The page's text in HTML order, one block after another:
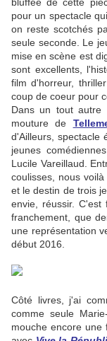
pour un spectacle
on reste scotchés
seule seconde. Le
mise en scène est
sont excellents,
film d'horreur,
coup de coeur pour
Dans un tout autre
mouture de
d'Ailleurs, spectacle
jeunes
Lucile Vareillaud.
coulisses, nous
et le destin de trois
envie, réussir.
franchement, que
une représentation
début 2016.
Côté livres, j'ai
comme seule
mouche encore une